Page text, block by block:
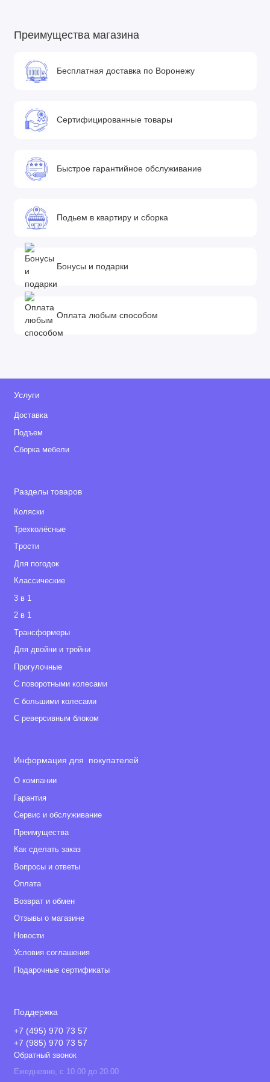
88-102 см
• Размеры упаковки (Д х Ш х В): 23 х 50 х 65 см
Преимущества магазина
Бесплатная доставка по Воронежу
Сертифицированные товары
Быстрое гарантийное обслуживание
Подьем в квартиру и сборка
Бонусы и подарки
Оплата любым способом
Услуги
Доставка
Подъем
Сборка мебели
Разделы товаров
Коляски
Трехколёсные
Tрости
Для погодок
Классические
3 в 1
2 в 1
Tрансформеры
Для двойни и тройни
Прогулочные
С поворотными колесами
С большими колесами
С реверсивным блоком
Информация для покупателей
О компании
Гарантия
Сервис и обслуживание
Преимущества
Как сделать заказ
Вопросы и ответы
Оплата
Возврат и обмен
Отзывы о магазине
Новости
Условия соглашения
Подарочные сертификаты
Поддержка
+7 (495) 970 73 57
+7 (985) 970 73 57
Обратный звонок
Ежедневно, с 10.00 до 20.00